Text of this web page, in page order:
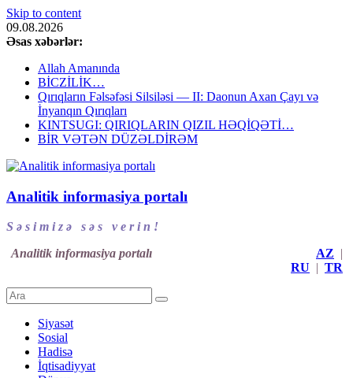
Skip to content
09.08.2026
Əsas xəbərlər:
Allah Amanında
BİCZİLİK…
Qırıqların Fəlsəfəsi Silsiləsi — II: Daonun Axan Çayı və
İnyanqın Qırıqları
KINTSUGI: QIRIQLARIN QIZIL HƏQİQƏTİ…
BİR VƏTƏN DÜZƏLDİRƏM
Analitik informasiya portalı
S ə s i m i z ə s ə s v e r i n !
Analitik informasiya portalı
AZ |
RU | TR
Siyasət
Sosial
Hadisə
İqtisadiyyat